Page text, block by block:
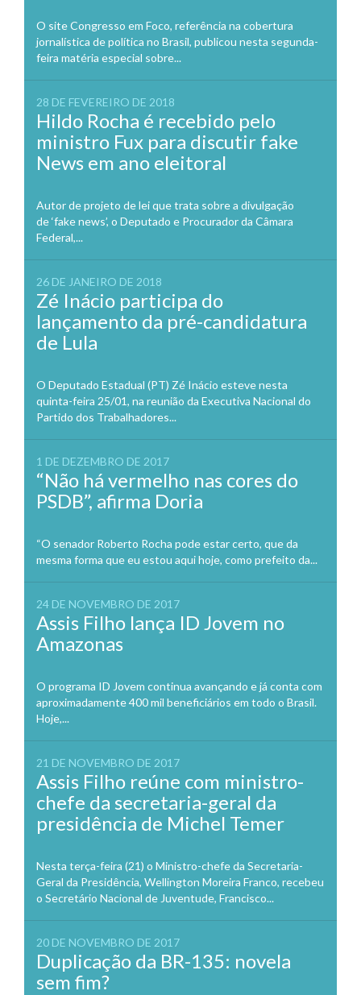
O site Congresso em Foco, referência na cobertura
jornalística de política no Brasil, publicou nesta segunda-
feira matéria especial sobre...
28 DE FEVEREIRO DE 2018
Hildo Rocha é recebido pelo
ministro Fux para discutir fake
News em ano eleitoral
Autor de projeto de lei que trata sobre a divulgação
de ‘fake news’, o Deputado e Procurador da Câmara
Federal,...
26 DE JANEIRO DE 2018
Zé Inácio participa do
lançamento da pré-candidatura
de Lula
O Deputado Estadual (PT) Zé Inácio esteve nesta
quinta-feira 25/01, na reunião da Executiva Nacional do
Partido dos Trabalhadores...
1 DE DEZEMBRO DE 2017
“Não há vermelho nas cores do
PSDB”, afirma Doria
“O senador Roberto Rocha pode estar certo, que da
mesma forma que eu estou aqui hoje, como prefeito da...
24 DE NOVEMBRO DE 2017
Assis Filho lança ID Jovem no
Amazonas
O programa ID Jovem continua avançando e já conta com
aproximadamente 400 mil beneficiários em todo o Brasil.
Hoje,...
21 DE NOVEMBRO DE 2017
Assis Filho reúne com ministro-
chefe da secretaria-geral da
presidência de Michel Temer
Nesta terça-feira (21) o Ministro-chefe da Secretaria-
Geral da Presidência, Wellington Moreira Franco, recebeu
o Secretário Nacional de Juventude, Francisco...
20 DE NOVEMBRO DE 2017
Duplicação da BR-135: novela
sem fim?